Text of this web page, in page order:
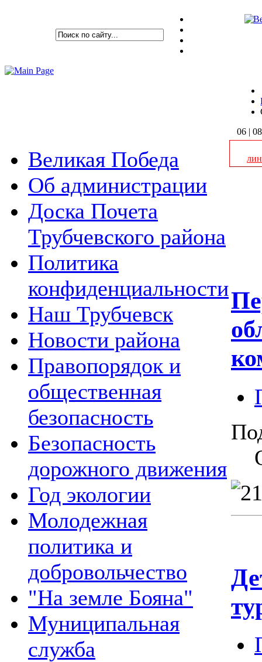
06 |
Великая Победа
Об администрации
Доска Почета
Трубчевского района
Политика
конфиденциальности
Наш Трубчевск
Новости района
Правопорядок и
общественная
безопасность
Безопасность
дорожного движения
Год экологии
Молодежная
политика и
добровольчество
"На земле Бояна"
Муниципальная
служба